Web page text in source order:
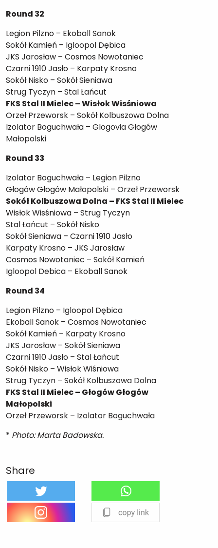
Round 32
Legion Pilzno – Ekoball Sanok
Sokół Kamień – Igloopol Dębica
JKS Jarosław – Cosmos Nowotaniec
Czarni 1910 Jasło – Karpaty Krosno
Sokół Nisko – Sokół Sieniawa
Strug Tyczyn – Stal Łańcut
FKS Stal II Mielec – Wisłok Wisśniowa
Orzeł Przeworsk – Sokół Kolbuszowa Dolna
Izolator Boguchwała – Glogovia Głogów
Małopolski
Round 33
Izolator Boguchwała – Legion Pilzno
Głogów Głogów Małopolski – Orzeł Przeworsk
Sokół Kolbuszowa Dolna – FKS Stal II Mielec
Wisłok Wisśniowa – Strug Tyczyn
Stal Łańcut – Sokół Nisko
Sokół Sieniawa – Czarni 1910 Jasło
Karpaty Krosno – JKS Jarosław
Cosmos Nowotaniec – Sokół Kamień
Igloopol Debica – Ekoball Sanok
Round 34
Legion Pilzno – Igloopol Dębica
Ekoball Sanok – Cosmos Nowotaniec
Sokół Kamień – Karpaty Krosno
JKS Jarosław – Sokół Sieniawa
Czarni 1910 Jasło – Stal Łańcut
Sokół Nisko – Wisłok Wiśniowa
Strug Tyczyn – Sokół Kolbuszowa Dolna
FKS Stal II Mielec – Głogów Głogów
Małopolski
Orzeł Przeworsk – Izolator Boguchwała
* Photo: Marta Badowska.
Share